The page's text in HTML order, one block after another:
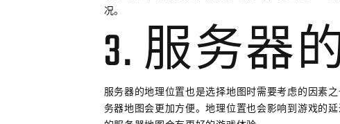
况。
3. 服务器
服务器的地理位置也是选择地图时需要考虑的因素
务器地图会更加方便。地理位置也会影响到游戏的